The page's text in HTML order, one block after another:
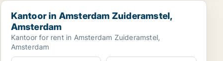
Kantoor in Amsterdam Zuideramstel, Amsterdam
Kantoor in Amsterdam Zuideramstel,
Amsterdam
Kantoor for rent in Amsterdam Zuideramstel,
Amsterdam